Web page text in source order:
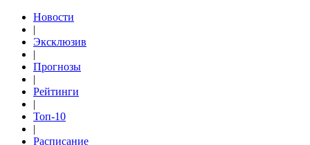
Новости
|
Эксклюзив
|
Прогнозы
|
Рейтинги
|
Топ-10
|
Расписание